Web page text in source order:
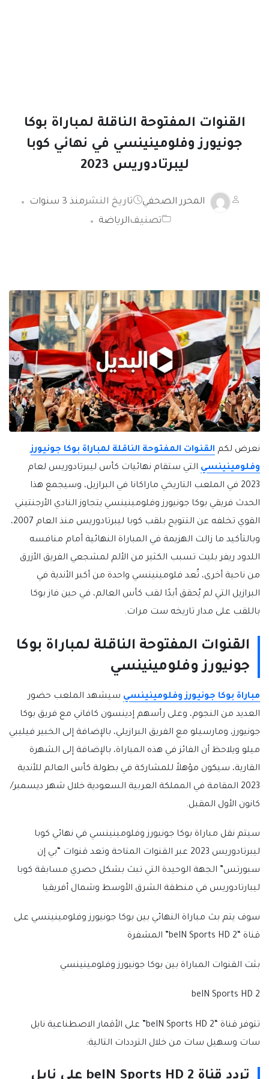
القنوات المفتوحة الناقلة لمباراة بوكا
جونيورز وفلومينينسي في نهائي كوبا
ليبرتادوريس 2023
المحرر الصحفي تاريخ النشرمنذ 3 سنوات
تصنيفالرياضة
نعرض لكم القنوات المفتوحة الناقلة لمباراة بوكا جونيورز
وفلومينينسي التي ستقام نهائيات كأس ليبرتادوريس لعام
2023 في الملعب التاريخي ماراكانا في البرازيل، وسيجمع هذا
الحدث فريقي بوكا جونيورز وفلومينينسي يتجاوز النادي الأرجنتيني
القوي تخلفه عن التتويج بلقب كوبا ليبرتادوريس منذ العام 2007،
وبالتأكيد ما زالت الهزيمة في المباراة النهائية أمام منافسه
اللدود ريفر بليت تسبب الكثير من الألم لمشجعي الفريق الأزرق
من ناحية أخرى، تُعد فلومينينسي واحدة من أكبر الأندية في
البرازيل التي لم يُحقق أبدًا لقب كأس العالم، في حين فاز بوكا
باللقب على مدار تاريخه ست مرات.
القنوات المفتوحة الناقلة لمباراة بوكا
جونيورز وفلومينينسي
مباراة بوكا جونيورز وفلومينينسي سيشهد الملعب حضور
العديد من النجوم، وعلى رأسهم إدينسون كافاني مع فريق بوكا
جونيورز، ومارسيلو مع الفريق البرازيلي، بالإضافة إلى الخبير فيليبي
ميلو ويلاحظ أن الفائز في هذه المباراة، بالإضافة إلى الشهرة
القارية، سيكون مؤهلاً للمشاركة في بطولة كأس العالم للأندية
2023 المقامة في المملكة العربية السعودية خلال شهر ديسمبر/
كانون الأول المقبل.
سيتم نقل مباراة بوكا جونيورز وفلومينينسي في نهائي كوبا
ليبرتادوريس 2023 عبر القنوات المتاحة وتعد قنوات “بي إن
سبورتس” الجهة الوحيدة التي تبث بشكل حصري مسابقة كوبا
ليبارتادوريس في منطقة الشرق الأوسط وشمال أفريقيا
سوف يتم بث مباراة النهائي بين بوكا جونيورز وفلومينينسي على
قناة “beIN Sports HD 2” المشفرة
بثت القنوات المباراة بين بوكا جونيورز وفلومينينسي
beIN Sports HD 2
تتوفر قناة “beIN Sports HD 2” على الأقمار الاصطناعية نايل
سات وسهيل سات من خلال الترددات التالية:
تردد قناة beIN Sports HD 2 على نايل